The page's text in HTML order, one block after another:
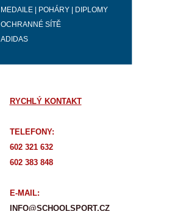
MEDAILE | POHÁRY | DIPLOMY
OCHRANNÉ SÍTĚ
ADIDAS
RYCHLÝ KONTAKT
TELEFONY:
602 321 632
602 383 848
E-MAIL:
INFO@SCHOOLSPORT.CZ